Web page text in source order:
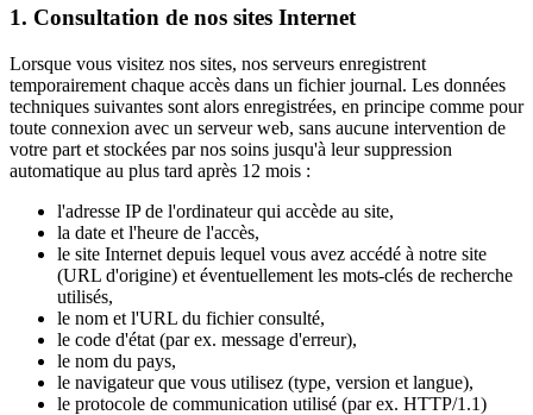
1. Consultation de nos sites Internet
Lorsque vous visitez nos sites, nos serveurs enregistrent
temporairement chaque accès dans un fichier journal. Les données
techniques suivantes sont alors enregistrées, en principe comme pour
toute connexion avec un serveur web, sans aucune intervention de
votre part et stockées par nos soins jusqu'à leur suppression
automatique au plus tard après 12 mois :
l'adresse IP de l'ordinateur qui accède au site,
la date et l'heure de l'accès,
le site Internet depuis lequel vous avez accédé à notre site
(URL d'origine) et éventuellement les mots-clés de recherche
utilisés,
le nom et l'URL du fichier consulté,
le code d'état (par ex. message d'erreur),
le nom du pays,
le navigateur que vous utilisez (type, version et langue),
le protocole de communication utilisé (par ex. HTTP/1.1)